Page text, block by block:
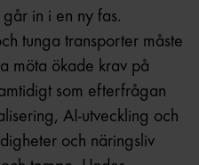
in i en ny fas.
tunga transporter måste
möta ökade krav på
som efterfrågan
AI-utveckling och
och näringsliv